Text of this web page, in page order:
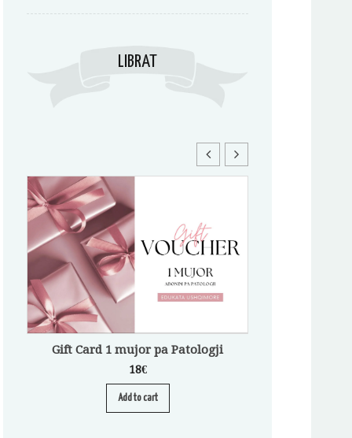
LIBRAT
Gift Card 1 mujor pa Patologji
18€
Add to cart